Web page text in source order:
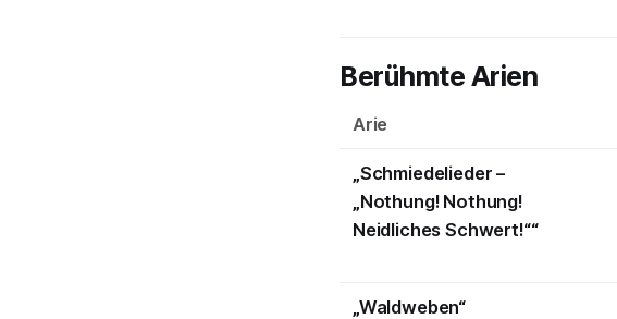
Berühmte Arien
Arie
„Schmiedelieder –
„Nothung! Nothung!
Neidliches Schwert!““
„Waldweben“